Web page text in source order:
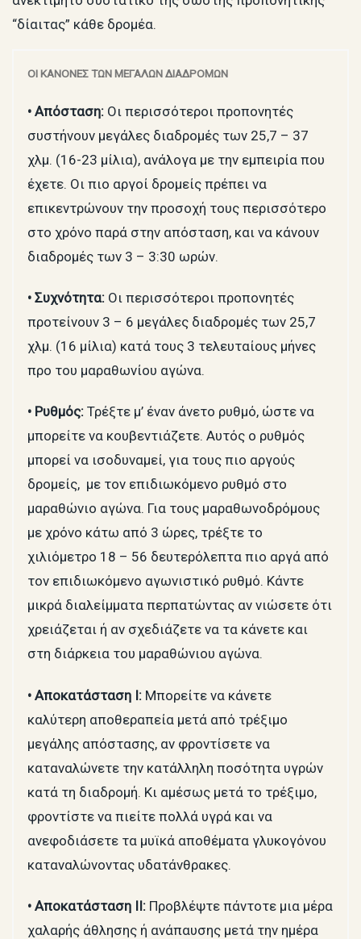
“δίαιτας” κάθε δρομέα.
ΟΙ ΚΑΝΟΝΕΣ ΤΩΝ ΜΕΓΑΛΩΝ ΔΙΑΔΡΟΜΩΝ
• Απόσταση: Οι περισσότεροι προπονητές
συστήνουν μεγάλες διαδρομές των 25,7 – 37
χλμ. (16-23 μίλια), ανάλογα με την εμπειρία που
έχετε. Οι πιο αργοί δρομείς πρέπει να
επικεντρώνουν την προσοχή τους περισσότερο
στο χρόνο παρά στην απόσταση, και να κάνουν
διαδρομές των 3 – 3:30 ωρών.
• Συχνότητα: Οι περισσότεροι προπονητές
προτείνουν 3 – 6 μεγάλες διαδρομές των 25,7
χλμ. (16 μίλια) κατά τους 3 τελευταίους μήνες
προ του μαραθωνίου αγώνα.
• Ρυθμός: Τρέξτε μ’ έναν άνετο ρυθμό, ώστε να
μπορείτε να κουβεντιάζετε. Αυτός ο ρυθμός
μπορεί να ισοδυναμεί, για τους πιο αργούς
δρομείς, με τον επιδιωκόμενο ρυθμό στο
μαραθώνιο αγώνα. Για τους μαραθωνοδρόμους
με χρόνο κάτω από 3 ώρες, τρέξτε το
χιλιόμετρο 18 – 56 δευτερόλεπτα πιο αργά από
τον επιδιωκόμενο αγωνιστικό ρυθμό. Κάντε
μικρά διαλείμματα περπατώντας αν νιώσετε ότι
χρειάζεται ή αν σχεδιάζετε να τα κάνετε και
στη διάρκεια του μαραθώνιου αγώνα.
• Αποκατάσταση Ι: Μπορείτε να κάνετε
καλύτερη αποθεραπεία μετά από τρέξιμο
μεγάλης απόστασης, αν φροντίσετε να
καταναλώνετε την κατάλληλη ποσότητα υγρών
κατά τη διαδρομή. Κι αμέσως μετά το τρέξιμο,
φροντίστε να πιείτε πολλά υγρά και να
ανεφοδιάσετε τα μυϊκά αποθέματα γλυκογόνου
καταναλώνοντας υδατάνθρακες.
• Αποκατάσταση ΙΙ: Προβλέψτε πάντοτε μια μέρα
χαλαρής άθλησης ή ανάπαυσης μετά την ημέρα